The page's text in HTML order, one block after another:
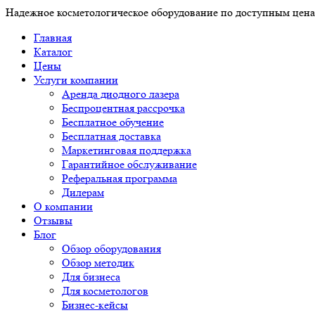
Надежное косметологическое оборудование по доступным
Главная
Каталог
Цены
Услуги компании
Аренда диодного лазера
Беспроцентная рассрочка
Бесплатное обучение
Бесплатная доставка
Маркетинговая поддержка
Гарантийное обслуживание
Реферальная программа
Дилерам
О компании
Отзывы
Блог
Обзор оборудования
Обзор методик
Для бизнеса
Для косметологов
Бизнес-кейсы